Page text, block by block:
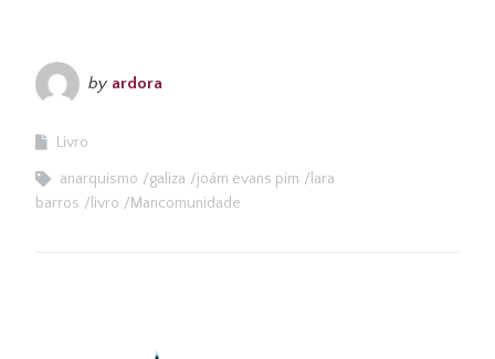
by ardora
Livro
anarquismo galiza joám evans pim
lara
barros
livro Mancomunidade